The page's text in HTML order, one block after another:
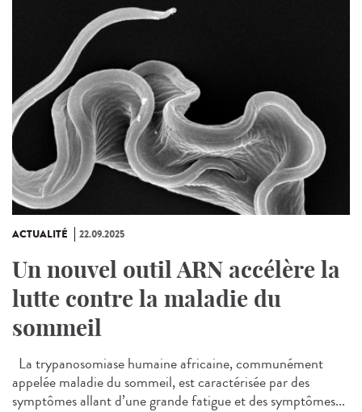
ACTUALITÉ 22.09.2025
Un nouvel outil ARN accélère la
lutte contre la maladie du
sommeil
La trypanosomiase humaine africaine, communément
appelée maladie du sommeil, est caractérisée par des
symptômes allant d’une grande fatigue et des symptômes...